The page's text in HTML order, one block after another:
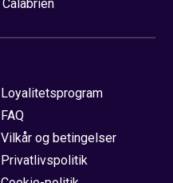
Calabrien
Loyalitetsprogram
FAQ
Vilkår og betingelser
Privatlivspolitik